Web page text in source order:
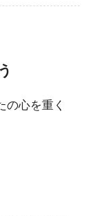
の心を重く